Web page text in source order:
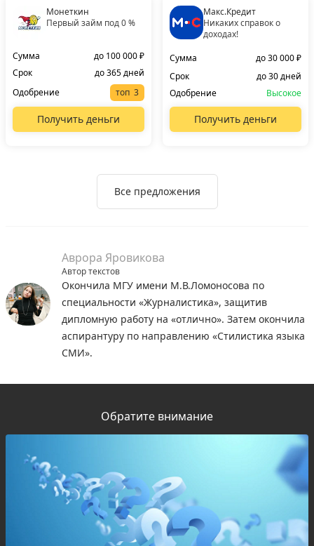
Монеткин
Первый займ под 0 %
Сумма
до 100 000 ₽
Срок
до 365 дней
Одобрение
топ
Получить деньги
Макс.Кредит
Никаких справок о
доходах!
Сумма
до 30 000 ₽
Срок
до 30 дней
Одобрение
Высокое
Получить деньги
Все предложения
Аврора Яровикова
Автор текстов
Окончила МГУ имени М.В.Ломоносова по
специальности «Журналистика», защитив
дипломную работу на «отлично». Затем окончила
аспирантуру по направлению «Стилистика языка
СМИ».
Обратите внимание